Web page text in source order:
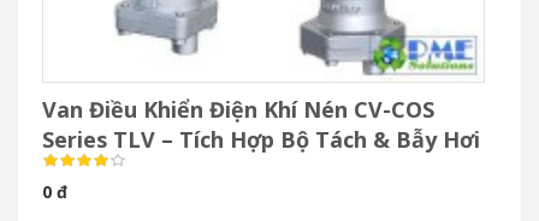
Van Điều Khiển Điện Khí Nén CV-COS
Series TLV – Tích Hợp Bộ Tách & Bẫy Hơi
0 đ